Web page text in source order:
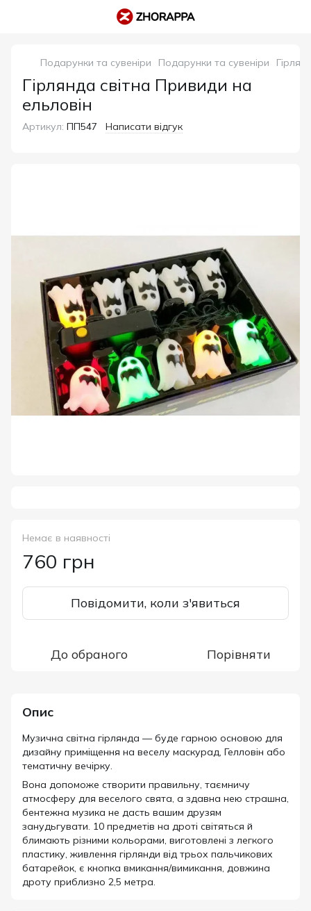
Подарунки та сувеніри Подарунки та сувеніри
Гірлянда світна Привиди на
ельловін
Артикул: ПП547 Написати відгук
Немає в наявності
760 грн
Повідомити, коли з'явиться
До обраного Порівняти
Опис
Музична світна гірлянда — буде гарною основою для
дизайну приміщення на веселу маскурад, Гелловін або
тематичну вечірку.
Вона допоможе створити правильну, таємничу
атмосферу для веселого свята, а здавна нею страшна,
бентежна музика не дасть вашим друзям
занудьгувати. 10 предметів на дроті світяться й
блимають різними кольорами, виготовлені з легкого
пластику, живлення гірлянди від трьох пальчикових
батарейок, є кнопка вмикання/вимикання, довжина
дроту приблизно 2,5 метра.